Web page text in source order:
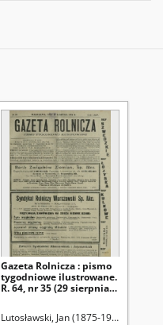
Gazeta Rolnicza : pismo
tygodniowe ilustrowane.
R. 64, nr 35 (29 sierpnia
Lutosławski, Jan (1875-1950). Red.